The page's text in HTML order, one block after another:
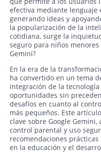
efectiva mediante lenguaje
generando ideas y
la popularización de la
cotidiana, surge la
seguro para niños menores
Gemini?
En la era de la
ha convertido en un tema
integración de la
oportunidades sin
desafíos en cuanto al
más pequeños. Este
clave sobre Google
control parental y uso
recomendaciones
en la educación y el